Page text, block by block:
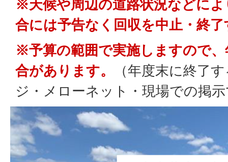
※天候や周辺の道路状況などに
合には予告なく回収を中止・終
※予算の範囲で実施しますので
合があります。
（年度末に終了
ジ・メローネット・現場での掲